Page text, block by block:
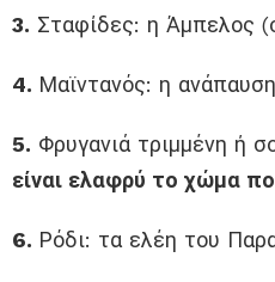
3. Σταφίδες: η Άμπελος
4. Μαϊντανός: η
5. Φρυγανιά τριμμένη ή
είναι ελαφρύ το χώμα
6. Ρόδι: τα ελέη του